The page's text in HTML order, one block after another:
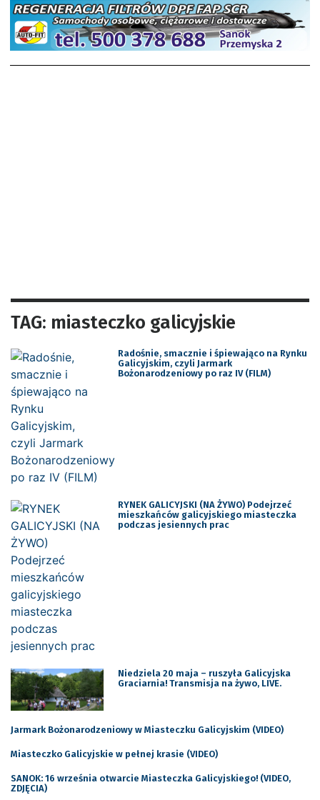
TAG: miasteczko galicyjskie
Radośnie, smacznie i śpiewająco na Rynku
Galicyjskim, czyli Jarmark
Bożonarodzeniowy po raz IV (FILM)
RYNEK GALICYJSKI (NA ŻYWO) Podejrzeć
mieszkańców galicyjskiego miasteczka
podczas jesiennych prac
Niedziela 20 maja – ruszyła Galicyjska
Graciarnia! Transmisja na żywo, LIVE.
Jarmark Bożonarodzeniowy w Miasteczku Galicyjskim (VIDEO)
Miasteczko Galicyjskie w pełnej krasie (VIDEO)
SANOK: 16 września otwarcie Miasteczka Galicyjskiego! (VIDEO,
ZDJĘCIA)